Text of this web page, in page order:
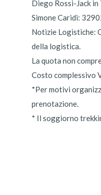
Diego Rossi-Jack
Simone Caridi:
Notizie Logistiche:
della logistica.
La quota non
Costo complessivo
*Per motivi
prenotazione.
* Il soggiorno